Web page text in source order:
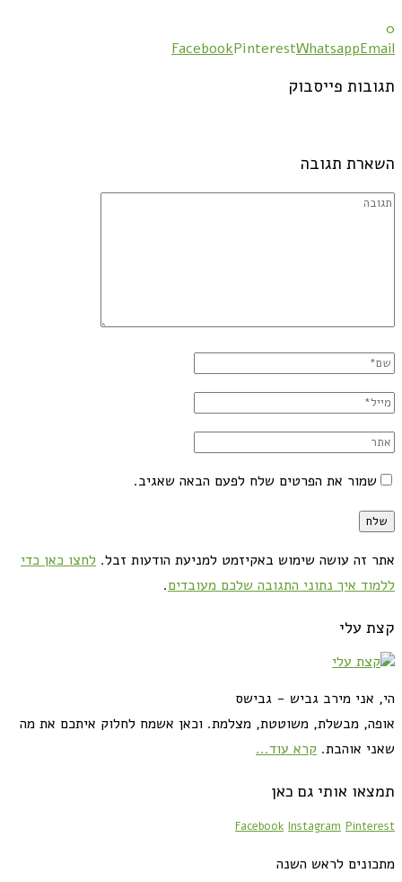
0
FacebookPinterestWhatsappEmail
תגובות פייסבוק
השארת תגובה
שמור את הפרטים שלח לפעם הבאה שאגיב.
אתר זה עושה שימוש באקיזמט למניעת הודעות זבל. לחצו כאן כדי
ללמוד איך נתוני התגובה שלכם מעובדים.
קצת עלי
הי, אני מירב גביש - גבישס
אופה, מבשלת, משוטטת, מצלמת. וכאן אשמח לחלוק איתכם את מה
שאני אוהבת. קרא עוד...
תמצאו אותי גם כאן
Facebook Instagram Pinterest
מתכונים לראש השנה